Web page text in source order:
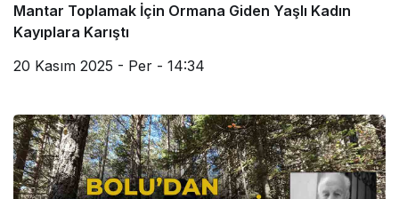
Mantar Toplamak İçin Ormana Giden Yaşlı Kadın
Kayıplara Karıştı
20 Kasım 2025 - Per - 14:34